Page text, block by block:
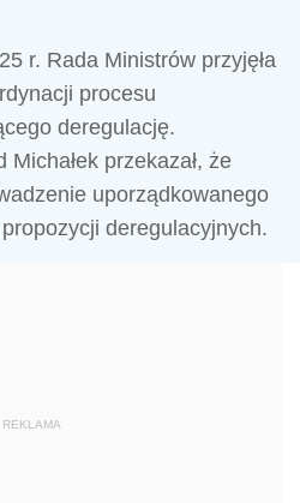
r. Rada Ministrów przyjęła
procesu
deregulację.
przekazał, że
uporządkowanego
deregulacyjnych.
REKLAMA